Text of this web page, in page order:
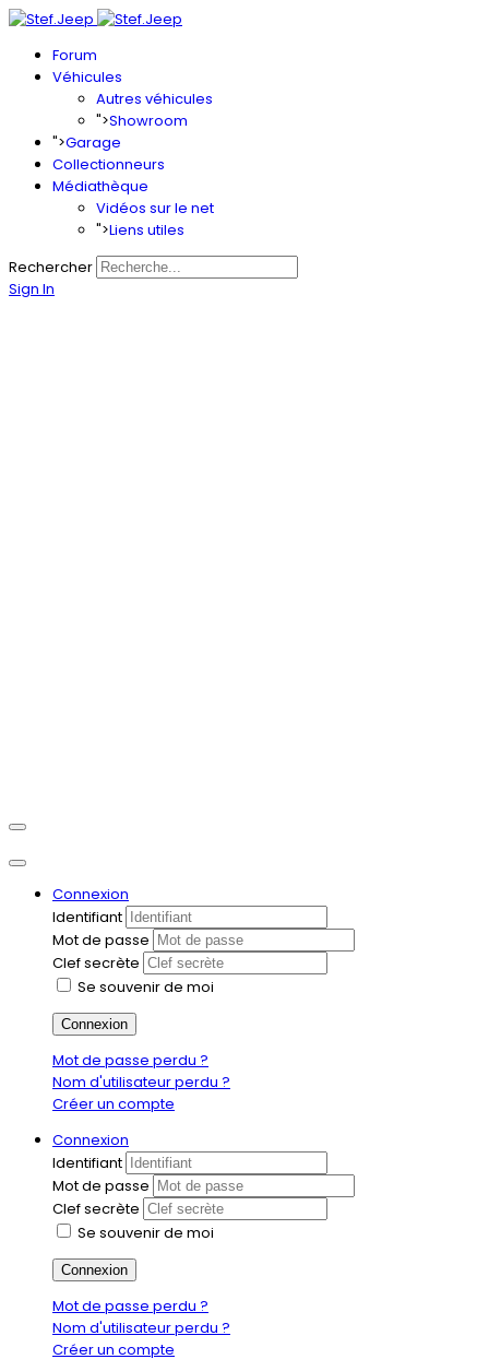
Forum
Véhicules
Autres véhicules
">Showroom
">Garage
Collectionneurs
Médiathèque
Vidéos sur le net
">Liens utiles
Rechercher
Sign In
Connexion
Identifiant
Mot de passe
Clef secrète
Se souvenir de moi
Connexion
Mot de passe perdu ?
Nom d'utilisateur perdu ?
Créer un compte
Connexion
Identifiant
Mot de passe
Clef secrète
Se souvenir de moi
Connexion
Mot de passe perdu ?
Nom d'utilisateur perdu ?
Créer un compte